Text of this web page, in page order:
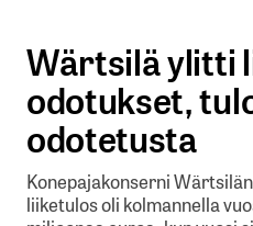
Wärtsilä ylitti
odotukset,
odotetusta
Konepajakonserni
liiketulos oli kolmannella